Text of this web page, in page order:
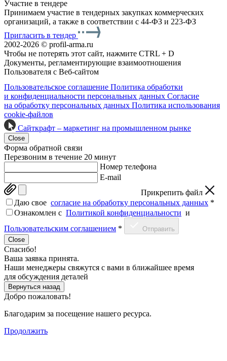
Участие в тендере
Принимаем участие в тендерных закупках коммерческих
организаций, а также в соответствии с 44-ФЗ и 223-ФЗ
Пригласить в тендер
2002-2026 © profil-arma.ru
Чтобы не потерять этот сайт, нажмите CTRL + D
Документы, регламентирующие взаимоотношения
Пользователя с Веб-сайтом
Пользовательское соглашение Политика обработки
и конфиденциальности персональных данных Согласие
на обработку персональных данных Политика использования
cookie-файлов
Сайткрафт – маркетинг на промышленном рынке
Close
Форма обратной связи
Перезвоним в течение 20 минут
Номер телефона
E-mail
Прикрепить файл
Даю свое согласие на обработку персональных данных *
Ознакомлен c Политикой конфиденциальности и
Пользовательским соглашением *
Отправить
Close
Спасибо!
Ваша заявка принята.
Наши менеджеры свяжутся с вами в ближайшее время
для обсуждения деталей
Вернуться назад
Добро пожаловать!
Благодарим за посещение нашего ресурса.
Продолжить